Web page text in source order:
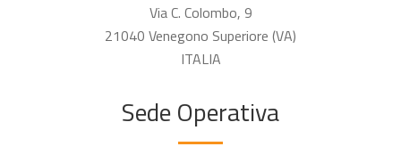
Via C. Colombo, 9
21040 Venegono Superiore (VA)
ITALIA
Sede Operativa